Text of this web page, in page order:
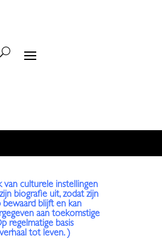
van culturele instellingen
biografie uit, zodat zijn
bewaard blijft en kan
aan toekomstige
regelmatige basis
tot leven. )